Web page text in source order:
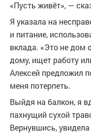
«Пусть живёт», —
Я указала на
и питание,
вклада. «Это не дом
дому, ищет работу
Алексей предложил
меня потерпеть.
Выйдя на балкон, я
пахнущий сухой
Вернувшись,